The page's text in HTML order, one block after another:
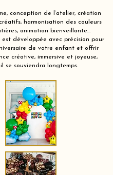
conception de l’atelier, création
harmonisation des couleurs
animation bienveillante…
développée avec précision pour
de votre enfant et offrir
créative, immersive et joyeuse,
se souviendra longtemps.